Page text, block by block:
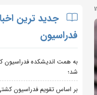
جدید ترین
فدراسیون
به همت اندیشکده فدراسیون
شد؛
بر اساس تقویم فدراسیون